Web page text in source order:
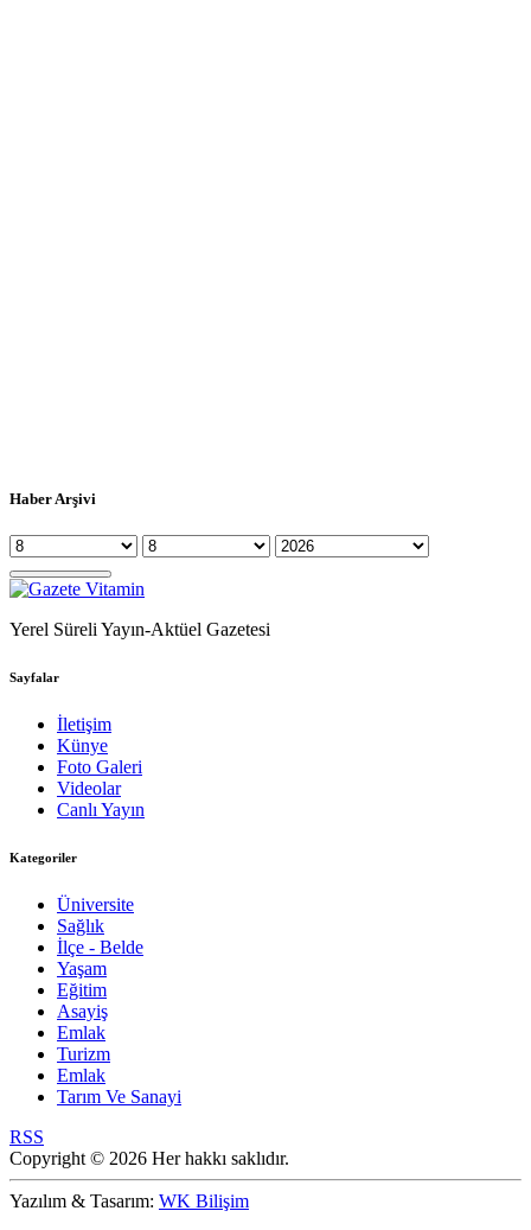
Haber Arşivi
Yerel Süreli Yayın-Aktüel Gazetesi
Sayfalar
İletişim
Künye
Foto Galeri
Videolar
Canlı Yayın
Kategoriler
Üniversite
Sağlık
İlçe - Belde
Yaşam
Eğitim
Asayiş
Emlak
Turizm
Emlak
Tarım Ve Sanayi
RSS
Copyright © 2026 Her hakkı saklıdır.
Yazılım & Tasarım: WK Bilişim